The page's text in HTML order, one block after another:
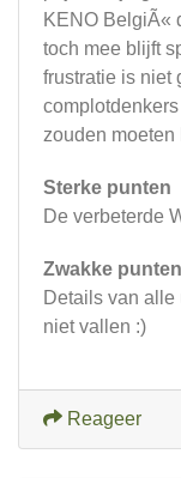
KENO BelgiÃ«
toch mee blijft
frustratie is niet
zouden moeten
Sterke punten
De verbeterde
Zwakke punten
Details van
niet vallen :)
Reageer